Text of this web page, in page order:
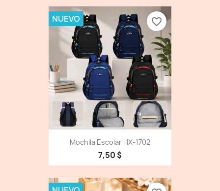
Mochila Escolar HX-1702
7,50 $
NUEVO favorite_border